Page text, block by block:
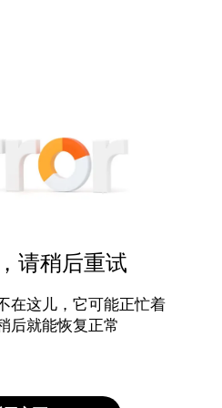
请稍后重试
在这儿，它可能正忙着
后就能恢复正常